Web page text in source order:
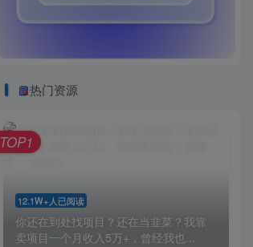
热门资源
12.1W+人已阅读
你还在到处找项目？还在当韭菜？我靠
卖项目一个月收入5万+，曾经我也...
TOP1